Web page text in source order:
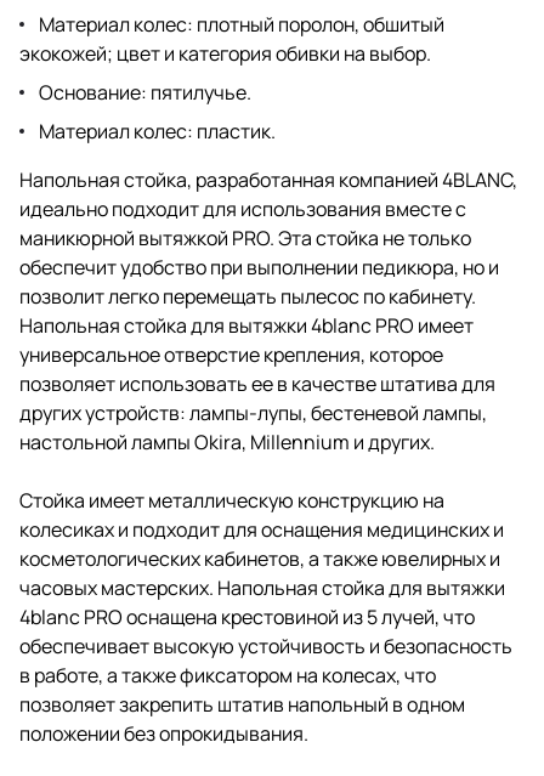
Материал колес: плотный поролон, обшитый
экокожей; цвет и категория обивки на выбор.
Основание: пятилучье.
Материал колес: пластик.
Напольная стойка, разработанная компанией 4BLANC,
идеально подходит для использования вместе с
маникюрной вытяжкой PRO. Эта стойка не только
обеспечит удобство при выполнении педикюра, но и
позволит легко перемещать пылесос по кабинету.
Напольная стойка для вытяжки 4blanc PRO имеет
универсальное отверстие крепления, которое
позволяет использовать ее в качестве штатива для
других устройств: лампы-лупы, бестеневой лампы,
настольной лампы Okira, Millennium и других.
Стойка имеет металлическую конструкцию на
колесиках и подходит для оснащения медицинских и
косметологических кабинетов, а также ювелирных и
часовых мастерских. Напольная стойка для вытяжки
4blanc PROоснащена крестовиной из 5 лучей, что
обеспечивает высокую устойчивость и безопасность
в работе, а также фиксатором на колесах, что
позволяет закрепить штатив напольный в одном
положении без опрокидывания.